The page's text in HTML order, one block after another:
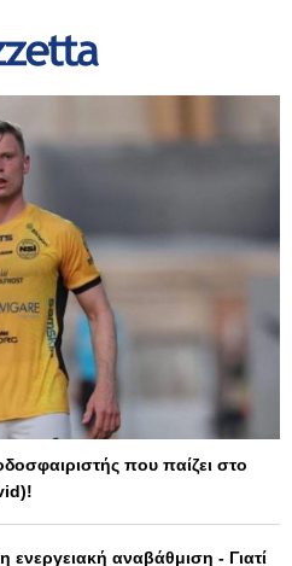
που παίζει στο
αναβάθμιση - Γιατί